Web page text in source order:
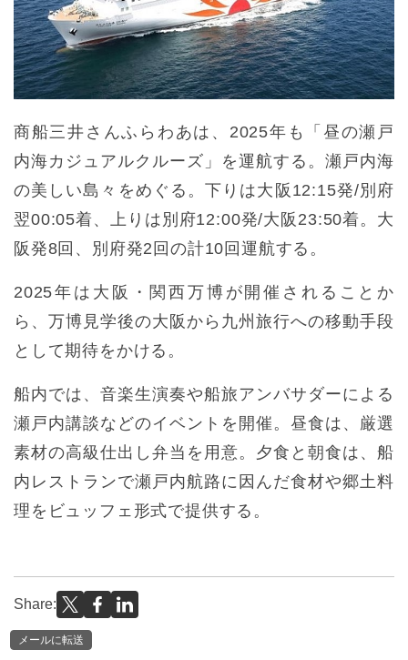
商船三井さんふらわあは、2025年も「昼の瀬戸
内海カジュアルクルーズ」を運航する。瀬戸内海
の美しい島々をめぐる。下りは大阪12:15発/別府
翌00:05着、上りは別府12:00発/大阪23:50着。大
阪発8回、別府発2回の計10回運航する。
2025年は大阪・関西万博が開催されることか
ら、万博見学後の大阪から九州旅行への移動手段
として期待をかける。
船内では、音楽生演奏や船旅アンバサダーによる
瀬戸内講談などのイベントを開催。昼食は、厳選
素材の高級仕出し弁当を用意。夕食と朝食は、船
内レストランで瀬戸内航路に因んだ食材や郷土料
理をビュッフェ形式で提供する。
Share:
メールに転送